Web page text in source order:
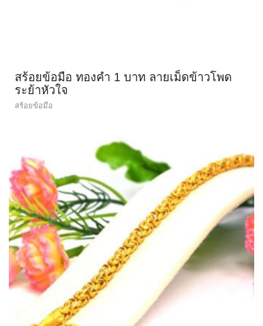
สร้อยข้อมือ ทองคำ 1 บาท ลายเม็ดข้าวโพด
ระย้าหัวใจ
สร้อยข้อมือ